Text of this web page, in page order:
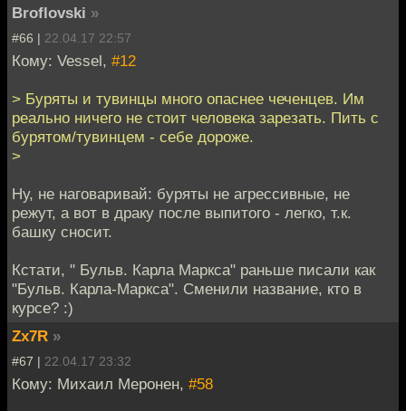
Broflovski »
#66 | 22.04.17 22:57
Кому: Vessel, #12
> Буряты и тувинцы много опаснее чеченцев. Им
реально ничего не стоит человека зарезать. Пить с
бурятом/тувинцем - себе дороже.
>
Ну, не наговаривай: буряты не агрессивные, не
режут, а вот в драку после выпитого - легко, т.к.
башку сносит.
Кстати, " Бульв. Карла Маркса" раньше писали как
"Бульв. Карла-Маркса". Сменили название, кто в
курсе? :)
Zx7R »
#67 | 22.04.17 23:32
Кому: Михаил Меронен, #58